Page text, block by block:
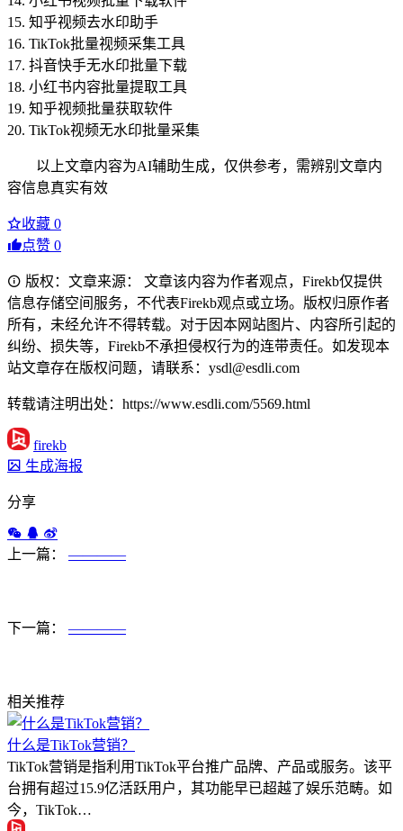
15. 知乎视频去水印助手
16. TikTok批量视频采集工具
17. 抖音快手无水印批量下载
18. 小红书内容批量提取工具
19. 知乎视频批量获取软件
20. TikTok视频无水印批量采集
以上文章内容为AI辅助生成，仅供参考，需辨别文章内
容信息真实有效
收藏 0
点赞 0
版权：文章来源： 文章该内容为作者观点，Firekb仅提供
信息存储空间服务，不代表Firekb观点或立场。版权归原作者
所有，未经允许不得转载。对于因本网站图片、内容所引起的
纠纷、损失等，Firekb不承担侵权行为的连带责任。如发现本
站文章存在版权问题，请联系：ysdl@esdli.com
转载请注明出处：https://www.esdli.com/5569.html
firekb
生成海报
分享
上一篇： ————
下一篇： ————
相关推荐
什么是TikTok营销？
TikTok营销是指利用TikTok平台推广品牌、产品或服务。该平
台拥有超过15.9亿活跃用户，其功能早已超越了娱乐范畴。如
今，TikTok…